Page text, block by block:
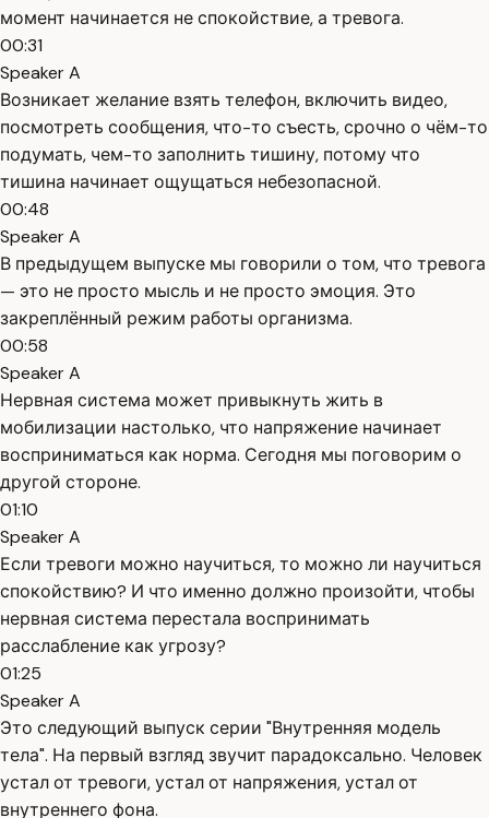
момент начинается не спокойствие, а тревога.
00:31
Speaker A
Возникает желание взять телефон, включить видео,
посмотреть сообщения, что-то съесть, срочно о чём-то
подумать, чем-то заполнить тишину, потому что
тишина начинает ощущаться небезопасной.
00:48
Speaker A
В предыдущем выпуске мы говорили о том, что тревога
— это не просто мысль и не просто эмоция. Это
закреплённый режим работы организма.
00:58
Speaker A
Нервная система может привыкнуть жить в
мобилизации настолько, что напряжение начинает
восприниматься как норма. Сегодня мы поговорим о
другой стороне.
01:10
Speaker A
Если тревоги можно научиться, то можно ли научиться
спокойствию? И что именно должно произойти, чтобы
нервная система перестала воспринимать
расслабление как угрозу?
01:25
Speaker A
Это следующий выпуск серии "Внутренняя модель
тела". На первый взгляд звучит парадоксально. Человек
устал от тревоги, устал от напряжения, устал от
внутреннего фона.